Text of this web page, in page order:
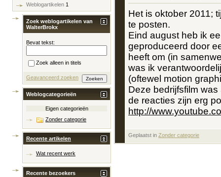
Het is oktober 2011;
te posten.
Eind august heb ik
geproduceerd door
heeft om (in
was ik
(oftewel motion
Deze bedrijfsfilm
de reacties zijn erg
http://
Geplaatst in Zonder categorie
Weblogartikelen 1
Zoek weblogartikelen van
WalterBrokx
Bevat tekst:
Zoek alleen in titels
Geavanceerd zoeken
Weblogcategorieën
Eigen categorieën
Zonder categorie
Recente artikelen
Wat recent werk
Recente bezoekers